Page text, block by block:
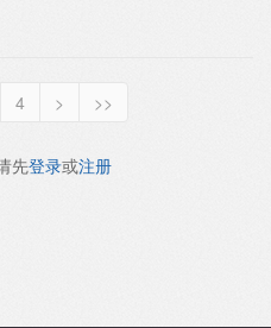
4 > >>
先登录或注册